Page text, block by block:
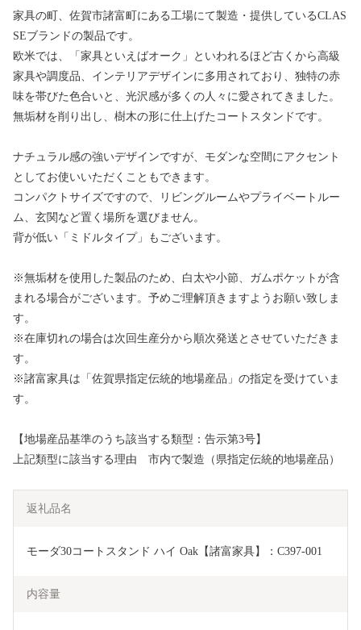
家具の町、佐賀市諸富町にある工場にて製造・提供しているCLAS
SEブランドの製品です。
欧米では、「家具といえばオーク」といわれるほど古くから高級
家具や調度品、インテリアデザインに多用されており、独特の赤
味を帯びた色合いと、光沢感が多くの人々に愛されてきました。
無垢材を削り出し、樹木の形に仕上げたコートスタンドです。
ナチュラル感の強いデザインですが、モダンな空間にアクセント
としてお使いいただくこともできます。
コンパクトサイズですので、リビングルームやプライベートルー
ム、玄関など置く場所を選びません。
背が低い「ミドルタイプ」もございます。
※無垢材を使用した製品のため、白太や小節、ガムポケットが含
まれる場合がございます。予めご理解頂きますようお願い致しま
す。
※在庫切れの場合は次回生産分から順次発送とさせていただきま
す。
※諸富家具は「佐賀県指定伝統的地場産品」の指定を受けていま
す。
【地場産品基準のうち該当する類型：告示第3号】
上記類型に該当する理由 市内で製造（県指定伝統的地場産品）
返礼品名
モーダ30コートスタンド ハイ Oak【諸富家具】：C397-001
内容量